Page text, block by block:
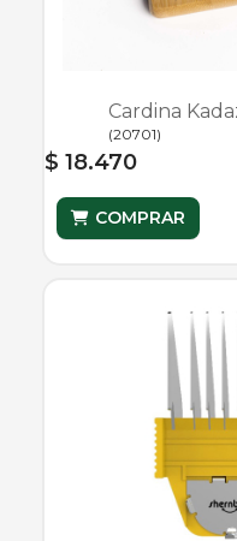
Cardina
(20701)
$ 18.470
COMPRAR